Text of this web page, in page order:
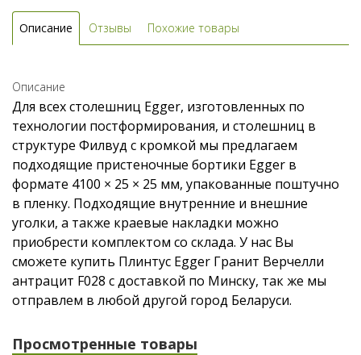
Описание Отзывы Похожие товары
Описание
Для всех столешниц Egger, изготовленных по
технологии постформирования, и столешниц в
структуре Филвуд с кромкой мы предлагаем
подходящие пристеночные бортики Egger в
формате 4100 × 25 × 25 мм, упакованные поштучно
в пленку. Подходящие внутренние и внешние
уголки, а также краевые накладки можно
приобрести комплектом со склада. У нас Вы
сможете купить Плинтус Egger Гранит Верчелли
антрацит F028 с доставкой по Минску, так же мы
отправлем в любой другой город Беларуси.
Просмотренные товары